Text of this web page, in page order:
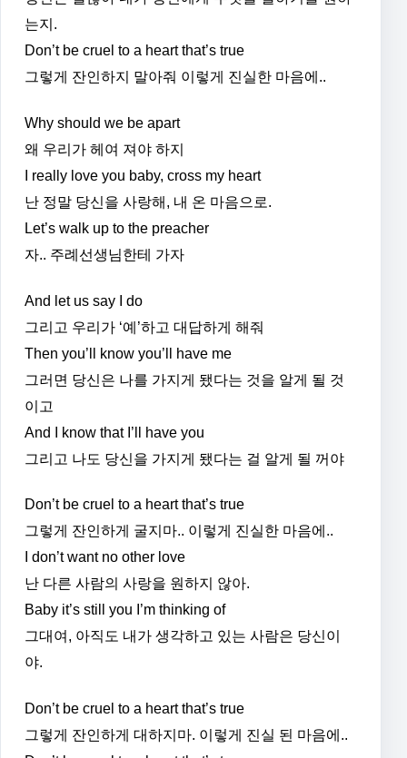
는지.
Don’t be cruel to a heart that’s true
그렇게 잔인하지 말아줘 이렇게 진실한 마음에..
Why should we be apart
왜 우리가 헤여 져야 하지
I really love you baby, cross my heart
난 정말 당신을 사랑해, 내 온 마음으로.
Let’s walk up to the preacher
자.. 주례선생님한테 가자
And let us say I do
그리고 우리가 ‘예’하고 대답하게 해줘
Then you’ll know you’ll have me
그러면 당신은 나를 가지게 됐다는 것을 알게 될 것
이고
And I know that I’ll have you
그리고 나도 당신을 가지게 됐다는 걸 알게 될 꺼야
Don’t be cruel to a heart that’s true
그렇게 잔인하게 굴지마.. 이렇게 진실한 마음에..
I don’t want no other love
난 다른 사람의 사랑을 원하지 않아.
Baby it’s still you I’m thinking of
그대여, 아직도 내가 생각하고 있는 사람은 당신이
야.
Don’t be cruel to a heart that’s true
그렇게 잔인하게 대하지마. 이렇게 진실 된 마음에..